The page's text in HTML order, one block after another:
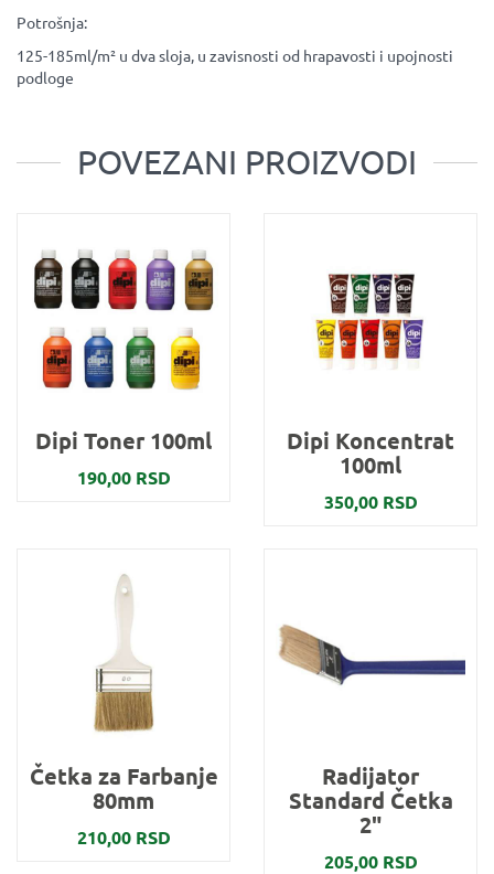
Potrošnja:
125-185ml/m² u dva sloja, u zavisnosti od hrapavosti i upojnosti
podloge
POVEZANI PROIZVODI
Dipi Toner 100ml
190,00 RSD
Dipi Koncentrat
100ml
350,00 RSD
Četka za Farbanje
80mm
210,00 RSD
Radijator
Standard Četka
2"
205,00 RSD